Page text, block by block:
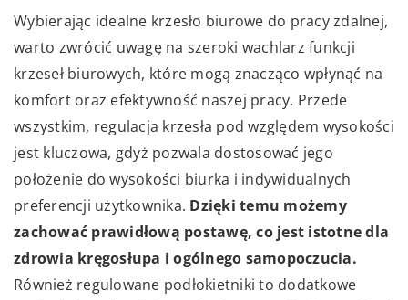
Wybierając idealne krzesło biurowe do pracy zdalnej,
warto zwrócić uwagę na szeroki wachlarz funkcji
krzeseł biurowych, które mogą znacząco wpłynąć na
komfort oraz efektywność naszej pracy. Przede
wszystkim, regulacja krzesła pod względem wysokości
jest kluczowa, gdyż pozwala dostosować jego
położenie do wysokości biurka i indywidualnych
preferencji użytkownika. Dzięki temu możemy
zachować prawidłową postawę, co jest istotne dla
zdrowia kręgosłupa i ogólnego samopoczucia.
Również regulowane podłokietniki to dodatkowe